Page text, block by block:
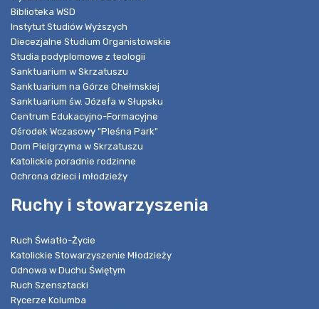
Biblioteka WSD
Instytut Studiów Wyższych
Diecezjalne Studium Organistowskie
Studia podyplomowe z teologii
Sanktuarium w Skrzatuszu
Sanktuarium na Górze Chełmskiej
Sanktuarium św. Józefa w Słupsku
Centrum Edukacyjno-Formacyjne
Ośrodek Wczasowy "Pleśna Park"
Dom Pielgrzyma w Skrzatuszu
Katolickie poradnie rodzinne
Ochrona dzieci i młodzieży
Ruchy i stowarzyszenia
Ruch Światło-Życie
Katolickie Stowarzyszenie Młodzieży
Odnowa w Duchu Świętym
Ruch Szensztacki
Rycerze Kolumba